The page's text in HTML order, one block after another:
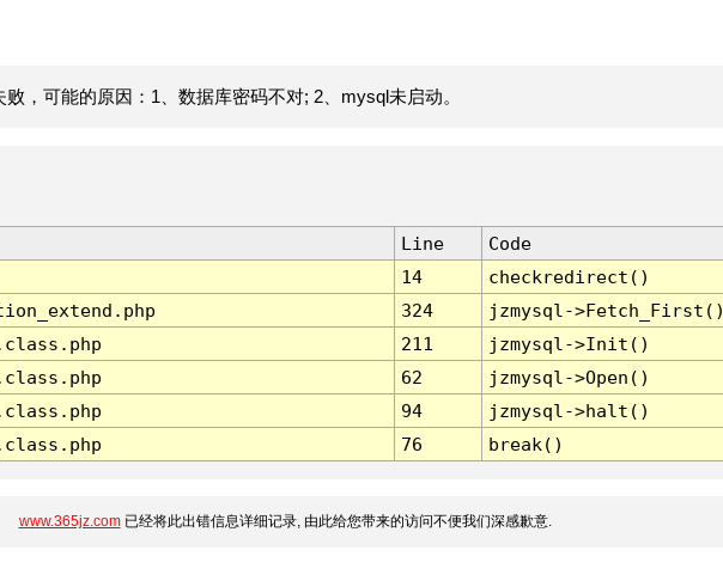
，可能的原因：1、数据库密码不对; 2、mysql未启动。
Line
Code
14
checkredirect()
324
jzmysql-
211
jzmysql->Init()
62
jzmysql->Open()
94
jzmysql->halt()
76 break()
www.365jz.com已经将此出错信息详细记录, 由此给您带来的访问不便我们深感歉意.